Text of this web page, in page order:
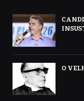
O